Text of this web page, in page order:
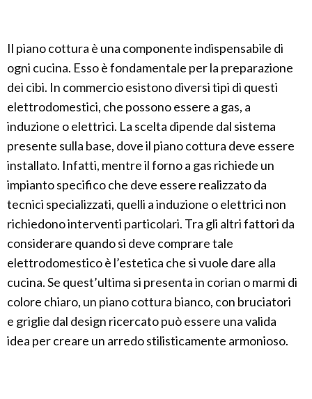
Il piano cottura è una componente indispensabile di
ogni cucina. Esso è fondamentale per la preparazione
dei cibi. In commercio esistono diversi tipi di questi
elettrodomestici, che possono essere a gas, a
induzione o elettrici. La scelta dipende dal sistema
presente sulla base, dove il piano cottura deve essere
installato. Infatti, mentre il forno a gas richiede un
impianto specifico che deve essere realizzato da
tecnici specializzati, quelli a induzione o elettrici non
richiedono interventi particolari. Tra gli altri fattori da
considerare quando si deve comprare tale
elettrodomestico è l’estetica che si vuole dare alla
cucina. Se quest’ultima si presenta in corian o marmi di
colore chiaro, un piano cottura bianco, con bruciatori
e griglie dal design ricercato può essere una valida
idea per creare un arredo stilisticamente armonioso.